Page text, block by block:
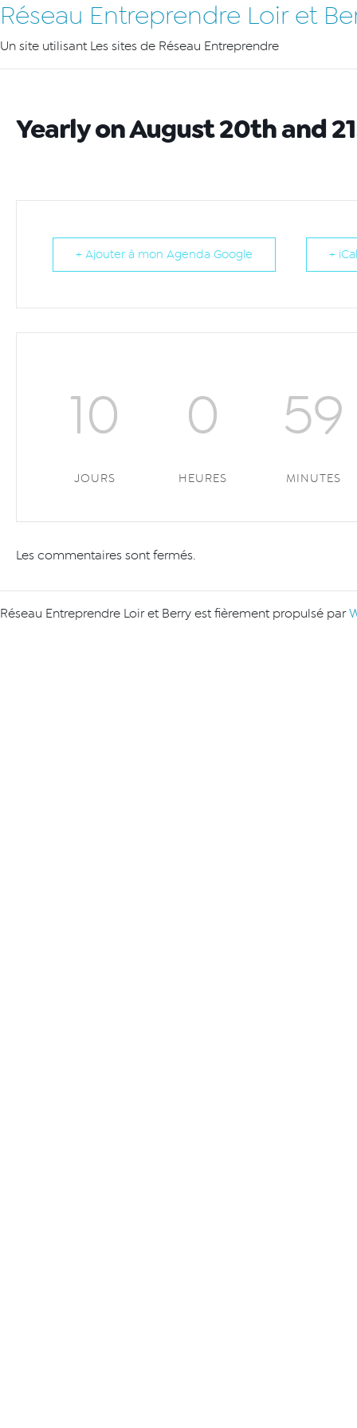
Réseau Entreprendre Loir et
Un site utilisant Les sites de Réseau Entreprendre
Yearly on August 20th and
+ Ajouter à mon Agenda Google +
10
JOURS
0
HEURES
59
MINUTES
Les commentaires sont fermés.
Réseau Entreprendre Loir et Berry est fièrement propulsé par